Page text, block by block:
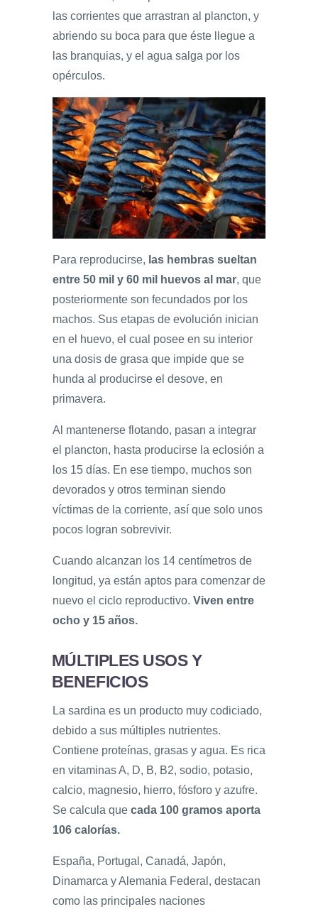
las corrientes que arrastran al plancton, y
abriendo su boca para que éste llegue a
las branquias, y el agua salga por los
opérculos.
Para reproducirse, las hembras sueltan
entre 50 mil y 60 mil huevos al mar, que
posteriormente son fecundados por los
machos. Sus etapas de evolución inician
en el huevo, el cual posee en su interior
una dosis de grasa que impide que se
hunda al producirse el desove, en
primavera.
Al mantenerse flotando, pasan a integrar
el plancton, hasta producirse la eclosión a
los 15 días. En ese tiempo, muchos son
devorados y otros terminan siendo
víctimas de la corriente, así que solo unos
pocos logran sobrevivir.
Cuando alcanzan los 14 centímetros de
longitud, ya están aptos para comenzar de
nuevo el ciclo reproductivo. Viven entre
ocho y 15 años.
MÚLTIPLES USOS Y
BENEFICIOS
La sardina es un producto muy codiciado,
debido a sus múltiples nutrientes.
Contiene proteínas, grasas y agua. Es rica
en vitaminas A, D, B, B2, sodio, potasio,
calcio, magnesio, hierro, fósforo y azufre.
Se calcula que cada 100 gramos aporta
106 calorías.
España, Portugal, Canadá, Japón,
Dinamarca y Alemania Federal, destacan
como las principales naciones